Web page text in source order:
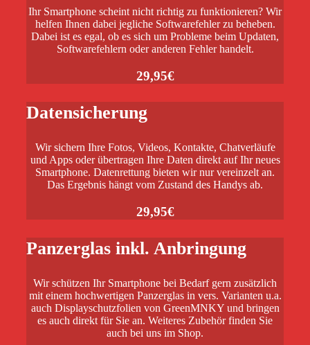
Ihr Smartphone scheint nicht richtig zu funktionieren? Wir
helfen Ihnen dabei jegliche Softwarefehler zu beheben.
Dabei ist es egal, ob es sich um Probleme beim Updaten,
Softwarefehlern oder anderen Fehler handelt.
29,95€
Datensicherung
Wir sichern Ihre Fotos, Videos, Kontakte, Chatverläufe
und Apps oder übertragen Ihre Daten direkt auf Ihr neues
Smartphone. Datenrettung bieten wir nur vereinzelt an.
Das Ergebnis hängt vom Zustand des Handys ab.
29,95€
Panzerglas inkl. Anbringung
Wir schützen Ihr Smartphone bei Bedarf gern zusätzlich
mit einem hochwertigen Panzerglas in vers. Varianten u.a.
auch Displayschutzfolien von GreenMNKY und bringen
es auch direkt für Sie an. Weiteres Zubehör finden Sie
auch bei uns im Shop.